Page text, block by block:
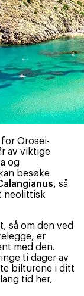
Orosei-
av viktige
og
besøke
så
neolittisk
så om den ved
er
med den.
ti dager av
bilturene i ditt
tid her,